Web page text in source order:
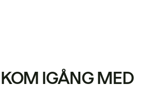
KOM IGÅNG MED